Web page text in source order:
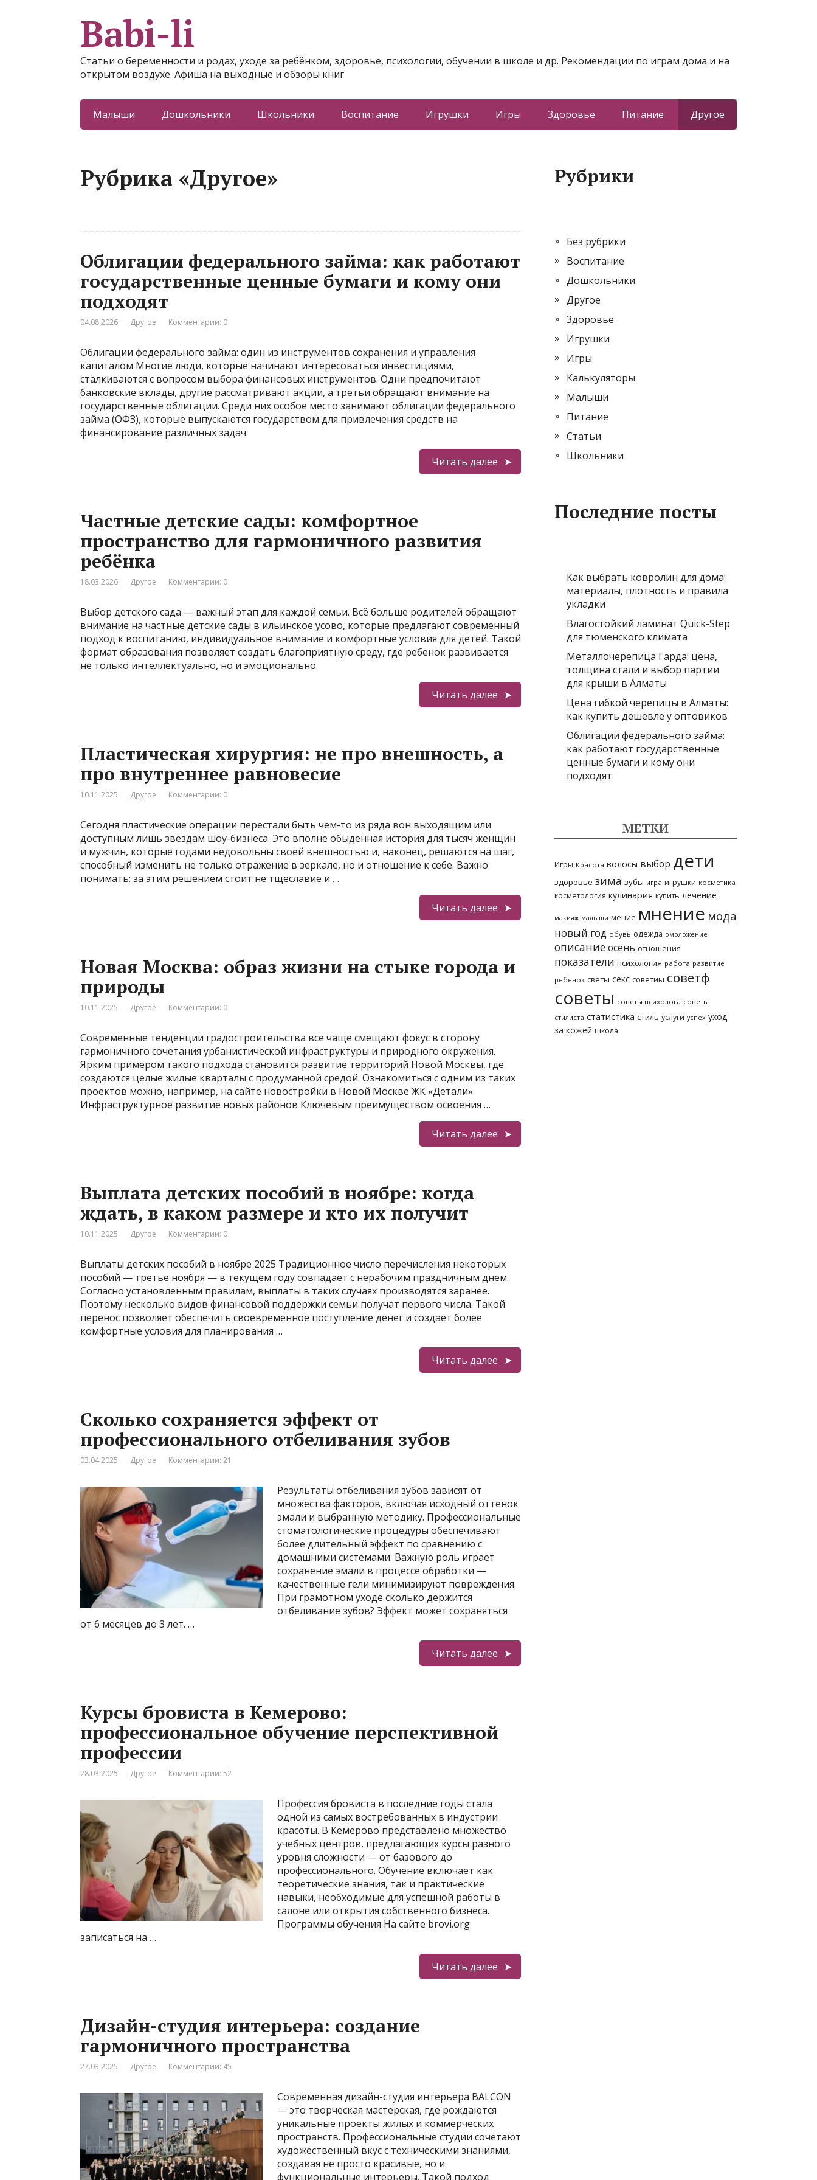
Babi-li
Статьи о беременности и родах, уходе за ребёнком, здоровье, психологии, обучении в школе и др. Рекомендации по играм дома и на
открытом воздухе. Афиша на выходные и обзоры книг
Малыши Дошкольники Школьники Воспитание Игрушки Игры Здоровье Питание Другое
Рубрика «Другое»
Облигации федерального займа: как работают
государственные ценные бумаги и кому они
подходят
04.08.2026 Другое Комментарии: 0
Облигации федерального займа: один из инструментов сохранения и управления
капиталом Многие люди, которые начинают интересоваться инвестициями,
сталкиваются с вопросом выбора финансовых инструментов. Одни предпочитают
банковские вклады, другие рассматривают акции, а третьи обращают внимание на
государственные облигации. Среди них особое место занимают облигации федерального
займа (ОФЗ), которые выпускаются государством для привлечения средств на
финансирование различных задач.
Читать далее
Частные детские сады: комфортное
пространство для гармоничного развития
ребёнка
18.03.2026 Другое Комментарии: 0
Выбор детского сада — важный этап для каждой семьи. Всё больше родителей обращают
внимание на частные детские сады в ильинское усово, которые предлагают современный
подход к воспитанию, индивидуальное внимание и комфортные условия для детей. Такой
формат образования позволяет создать благоприятную среду, где ребёнок развивается
не только интеллектуально, но и эмоционально.
Читать далее
Пластическая хирургия: не про внешность, а
про внутреннее равновесие
10.11.2025 Другое Комментарии: 0
Сегодня пластические операции перестали быть чем-то из ряда вон выходящим или
доступным лишь звёздам шоу-бизнеса. Это вполне обыденная история для тысяч женщин
и мужчин, которые годами недовольны своей внешностью и, наконец, решаются на шаг,
способный изменить не только отражение в зеркале, но и отношение к себе. Важно
понимать: за этим решением стоит не тщеславие и …
Читать далее
Новая Москва: образ жизни на стыке города и
природы
10.11.2025 Другое Комментарии: 0
Современные тенденции градостроительства все чаще смещают фокус в сторону
гармоничного сочетания урбанистической инфраструктуры и природного окружения.
Ярким примером такого подхода становится развитие территорий Новой Москвы, где
создаются целые жилые кварталы с продуманной средой. Ознакомиться с одним из таких
проектов можно, например, на сайте новостройки в Новой Москве ЖК «Детали».
Инфраструктурное развитие новых районов Ключевым преимуществом освоения …
Читать далее
Выплата детских пособий в ноябре: когда
ждать, в каком размере и кто их получит
10.11.2025 Другое Комментарии: 0
Выплаты детских пособий в ноябре 2025 Традиционное число перечисления некоторых
пособий — третье ноября — в текущем году совпадает с нерабочим праздничным днем.
Согласно установленным правилам, выплаты в таких случаях производятся заранее.
Поэтому несколько видов финансовой поддержки семьи получат первого числа. Такой
перенос позволяет обеспечить своевременное поступление денег и создает более
комфортные условия для планирования …
Читать далее
Сколько сохраняется эффект от
профессионального отбеливания зубов
03.04.2025 Другое Комментарии: 21
Результаты отбеливания зубов зависят от
множества факторов, включая исходный оттенок
эмали и выбранную методику. Профессиональные
стоматологические процедуры обеспечивают
более длительный эффект по сравнению с
домашними системами. Важную роль играет
сохранение эмали в процессе обработки —
качественные гели минимизируют повреждения.
При грамотном уходе сколько держится
отбеливание зубов? Эффект может сохраняться
от 6 месяцев до 3 лет. …
Читать далее
Курсы бровиста в Кемерово:
профессиональное обучение перспективной
профессии
28.03.2025 Другое Комментарии: 52
Профессия бровиста в последние годы стала
одной из самых востребованных в индустрии
красоты. В Кемерово представлено множество
учебных центров, предлагающих курсы разного
уровня сложности — от базового до
профессионального. Обучение включает как
теоретические знания, так и практические
навыки, необходимые для успешной работы в
салоне или открытия собственного бизнеса.
Программы обучения На сайте brovi.org
записаться на …
Читать далее
Дизайн-студия интерьера: создание
гармоничного пространства
27.03.2025 Другое Комментарии: 45
Современная дизайн-студия интерьера BALCON
— это творческая мастерская, где рождаются
уникальные проекты жилых и коммерческих
пространств. Профессиональные студии сочетают
художественный вкус с техническими знаниями,
создавая не просто красивые, но и
функциональные интерьеры. Такой подход
Рубрики
Без рубрики
Воспитание
Дошкольники
Другое
Здоровье
Игрушки
Игры
Калькуляторы
Малыши
Питание
Статьи
Школьники
Последние посты
Как выбрать ковролин для дома:
материалы, плотность и правила
укладки
Влагостойкий ламинат Quick-Step
для тюменского климата
Металлочерепица Гарда: цена,
толщина стали и выбор партии
для крыши в Алматы
Цена гибкой черепицы в Алматы:
как купить дешевле у оптовиков
Облигации федерального займа:
как работают государственные
ценные бумаги и кому они
подходят
МЕТКИ
Игры Красота волосы выбор дети
здоровье зима зубы игра игрушки косметика
косметология кулинария купить лечение
макияж малыши мение мнение мода
новый год обувь одежда омоложение
описаниеосень отношения
показатели психология работа развитие
ребенок светы секс советиы советф
советы советы психолога советы
стилиста статистика стиль услуги успех уход
за кожей школа